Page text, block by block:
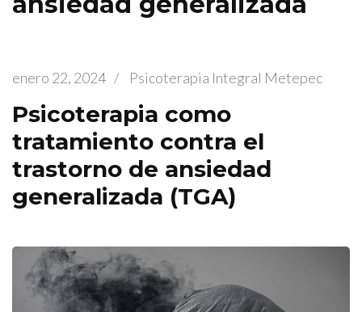
enero 22, 2024 / Psicoterapia Integral Metepec
Psicoterapia como
tratamiento contra el
trastorno de ansiedad
generalizada (TGA)